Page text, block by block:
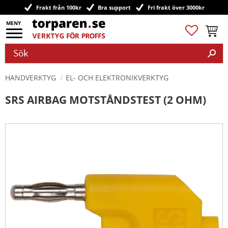
Meny
Frakt från 100kr Bra support Fri frakt över 3000kr
Favoriter
HANDVERKTYG EL- OCH ELEKTRONIKVERKTYG
SRS AIRBAG MOTSTÅNDSTEST (2 OHM)